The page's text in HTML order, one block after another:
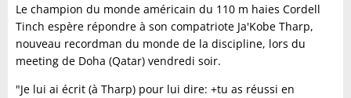
Le champion du monde américain du 110 m haies Cordell
Tinch espère répondre à son compatriote Ja'Kobe Tharp,
nouveau recordman du monde de la discipline, lors du
meeting de Doha (Qatar) vendredi soir.
"Je lui ai écrit (à Tharp) pour lui dire: +tu as réussi en